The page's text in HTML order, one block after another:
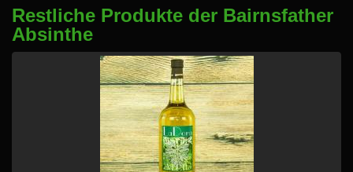
Restliche Produkte der Bairnsfather
Absinthe